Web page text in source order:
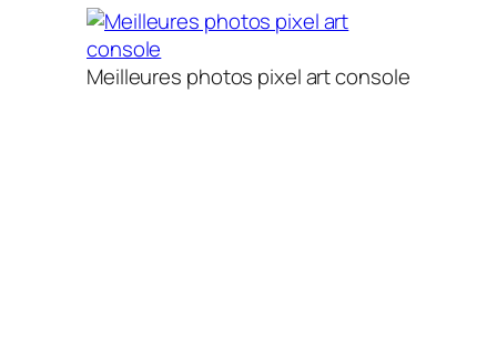
Meilleures photos pixel art console